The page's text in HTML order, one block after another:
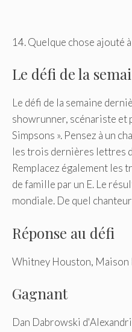
14. Quelque chose ajouté
Le défi de la
Le défi de la semaine
showrunner, scénariste et
Simpsons ». Pensez à un
les trois dernières lettres
Remplacez également les
de famille par un E. Le
mondiale. De quel
Réponse au défi
Whitney Houston, Maison
Gagnant
Dan Dabrowski